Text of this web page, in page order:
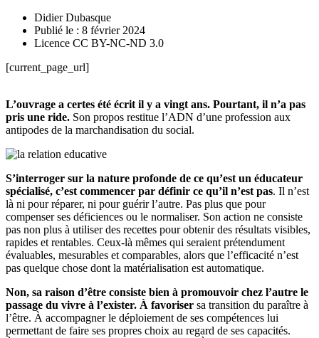
Didier Dubasque
Publié le : 8 février 2024
Licence CC BY-NC-ND 3.0
[current_page_url]
L’ouvrage a certes été écrit il y a vingt ans. Pourtant, il n’a pas
pris une ride. Son propos restitue l’ADN d’une profession aux
antipodes de la marchandisation du social.
S’interroger sur la nature profonde de ce qu’est un éducateur
spécialisé, c’est commencer par définir ce qu’il n’est pas. Il n’est
là ni pour réparer, ni pour guérir l’autre. Pas plus que pour
compenser ses déficiences ou le normaliser. Son action ne consiste
pas non plus à utiliser des recettes pour obtenir des résultats visibles,
rapides et rentables. Ceux-là mêmes qui seraient prétendument
évaluables, mesurables et comparables, alors que l’efficacité n’est
pas quelque chose dont la matérialisation est automatique.
Non, sa raison d’être consiste bien à promouvoir chez l’autre le
passage du vivre à l’exister. À favoriser sa transition du paraître à
l’être. À accompagner le déploiement de ses compétences lui
permettant de faire ses propres choix au regard de ses capacités.